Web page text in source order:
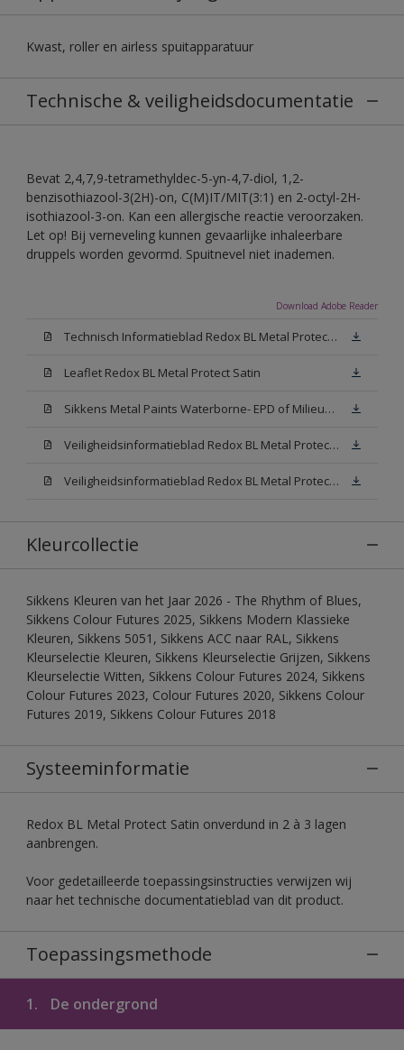
Kwast, roller en airless spuitapparatuur
Technische & veiligheidsdocumentatie
Bevat 2,4,7,9-tetramethyldec-5-yn-4,7-diol, 1,2-
benzisothiazool-3(2H)-on, C(M)IT/MIT(3:1) en 2-octyl-2H-
isothiazool-3-on. Kan een allergische reactie veroorzaken.
Let op! Bij verneveling kunnen gevaarlijke inhaleerbare
druppels worden gevormd. Spuitnevel niet inademen.
Download Adobe Reader
Technisch Informatieblad Redox BL Metal Protect (PDF)
Leaflet Redox BL Metal Protect Satin
Sikkens Metal Paints Waterborne- EPD of Milieuproductverklaring
Veiligheidsinformatieblad Redox BL Metal Protect Satin N00 (MSDS)
Veiligheidsinformatieblad Redox BL Metal Protect Satin White W05 (MSDS)
Kleurcollectie
Sikkens Kleuren van het Jaar 2026 - The Rhythm of Blues,
Sikkens Colour Futures 2025, Sikkens Modern Klassieke
Kleuren, Sikkens 5051, Sikkens ACC naar RAL, Sikkens
Kleurselectie Kleuren, Sikkens Kleurselectie Grijzen, Sikkens
Kleurselectie Witten, Sikkens Colour Futures 2024, Sikkens
Colour Futures 2023, Colour Futures 2020, Sikkens Colour
Futures 2019, Sikkens Colour Futures 2018
Systeeminformatie
Redox BL Metal Protect Satin onverdund in 2 à 3 lagen
aanbrengen.
Voor gedetailleerde toepassingsinstructies verwijzen wij
naar het technische documentatieblad van dit product.
Toepassingsmethode
1. De ondergrond